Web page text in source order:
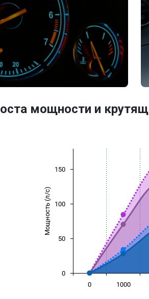
мощности и
Мощность (л/с)
0 1000
0
50
100
150